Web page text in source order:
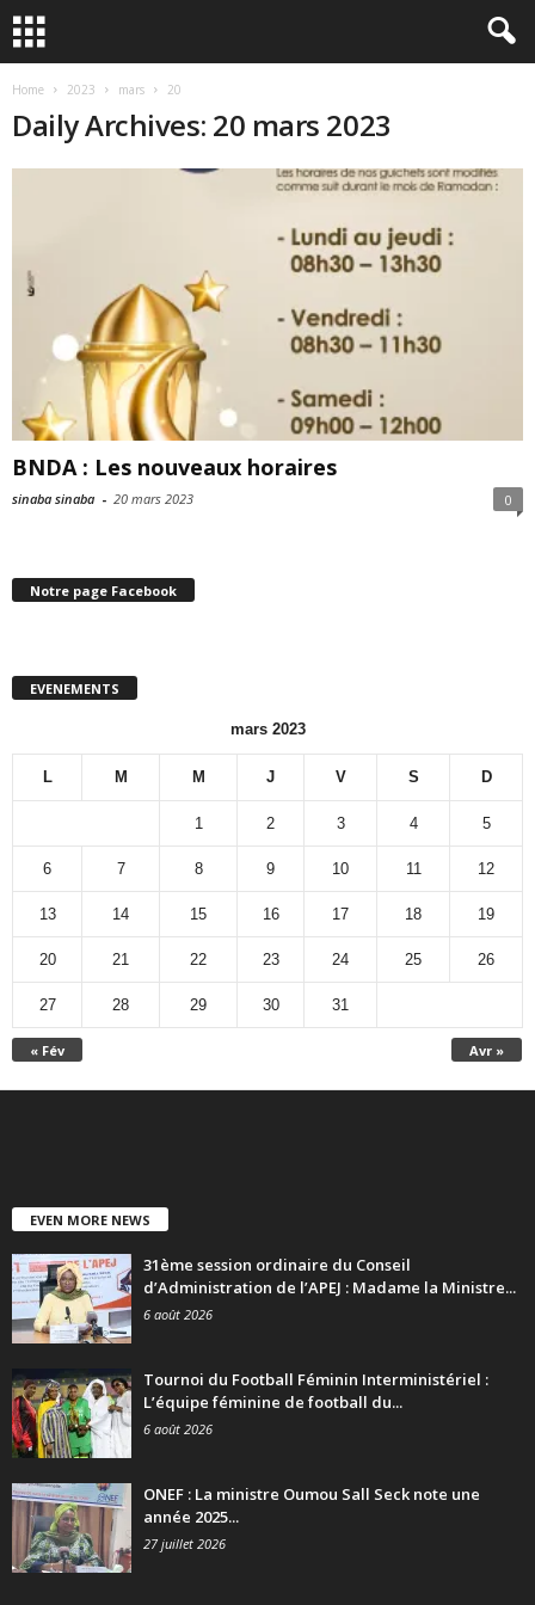
Home 2023 mars 20
Daily Archives: 20 mars 2023
BNDA : Les nouveaux horaires
sinaba sinaba - 20 mars 2023 0
Notre page Facebook
EVENEMENTS
mars 2023
L M M J V S D
« Fév Avr »
1 2 3 4 5
6 7 8 9 10 11 12
13 14 15 16 17 18 19
20 21 22 23 24 25 26
27 28 29 30 31
EVEN MORE NEWS
31ème session ordinaire du Conseil
d’Administration de l’APEJ : Madame la Ministre...
6 août 2026
Tournoi du Football Féminin Interministériel :
L’équipe féminine de football du...
6 août 2026
ONEF : La ministre Oumou Sall Seck note une
année 2025...
27 juillet 2026